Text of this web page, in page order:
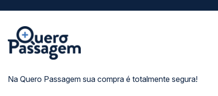
Na Quero Passagem sua compra é totalmente segura!